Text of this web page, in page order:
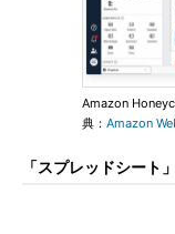
Amazon
典： Amazon
「スプレッドシート